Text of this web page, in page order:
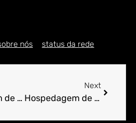
nós status da rede
Hospedagem de Sites para Engenheiro em Adélia
Next
Hospedagem de Sites para Engenheiro em Adelino França